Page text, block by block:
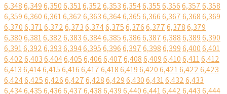
6,3486,3496,3506,3516,3526,3536,3546,3556,3566,3576,358
6,3596,3606,3616,3626,3636,3646,3656,3666,3676,3686,369
6,3706,3716,3726,3736,3746,3756,3766,3776,3786,379
6,3806,3816,3826,3836,3846,3856,3866,3876,3886,3896,390
6,3916,3926,3936,3946,3956,3966,3976,3986,3996,4006,401
6,4026,4036,4046,4056,4066,4076,4086,4096,4106,4116,412
6,4136,4146,4156,4166,4176,4186,4196,4206,4216,4226,423
6,4246,4256,4266,4276,4286,4296,4306,4316,4326,433
6,4346,4356,4366,4376,4386,4396,4406,4416,4426,4436,444